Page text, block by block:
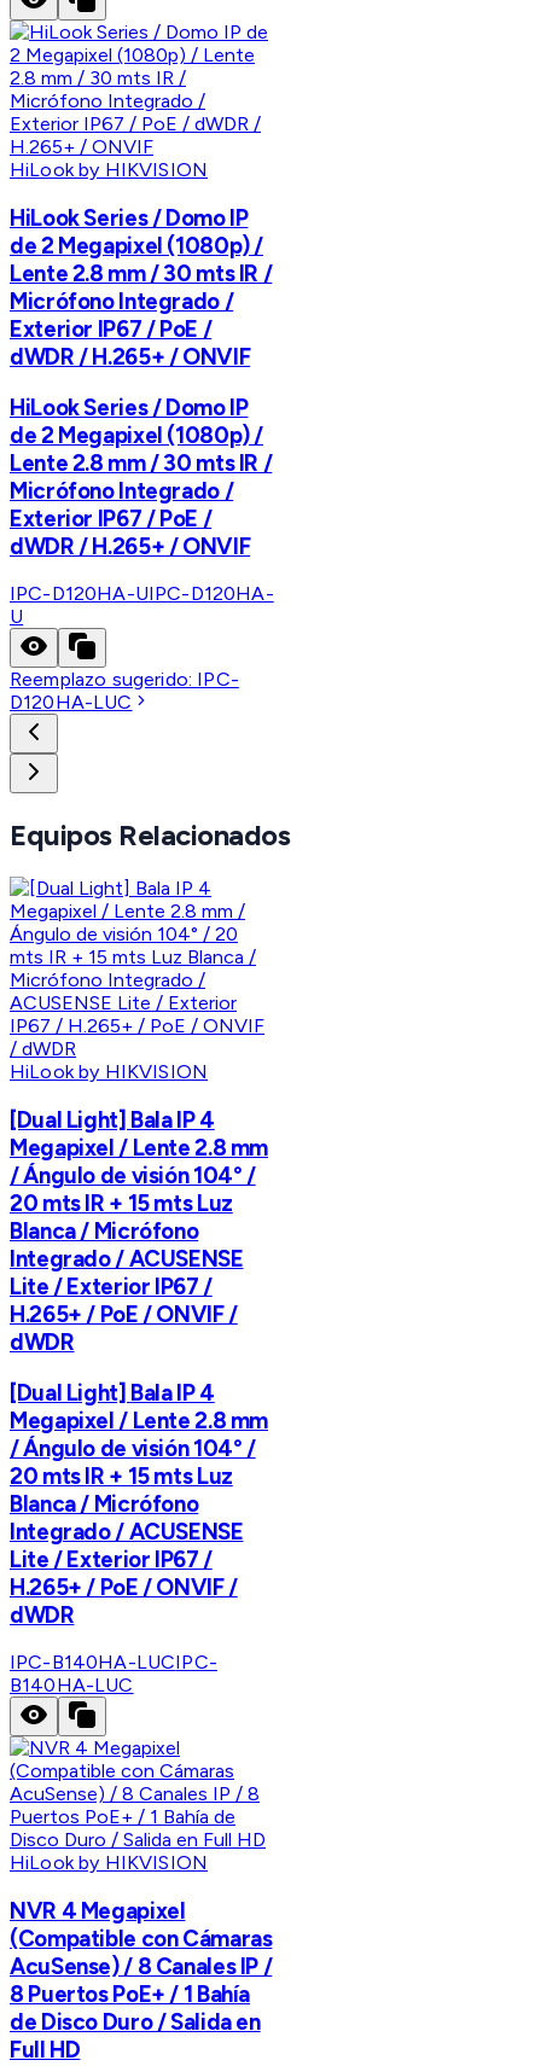
HiLook by HIKVISION
HiLook Series / Domo IP
de 2 Megapixel (1080p) /
Lente 2.8 mm / 30 mts IR /
Micrófono Integrado /
Exterior IP67 / PoE /
dWDR / H.265+ / ONVIF
HiLook Series / Domo IP
de 2 Megapixel (1080p) /
Lente 2.8 mm / 30 mts IR /
Micrófono Integrado /
Exterior IP67 / PoE /
dWDR / H.265+ / ONVIF
IPC-D120HA-UIPC-D120HA-
U
Reemplazo sugerido: IPC-
D120HA-LUC
Equipos Relacionados
HiLook by HIKVISION
[Dual Light] Bala IP 4
Megapixel / Lente 2.8 mm
/ Ángulo de visión 104° /
20 mts IR + 15 mts Luz
Blanca / Micrófono
Integrado / ACUSENSE
Lite / Exterior IP67 /
H.265+ / PoE / ONVIF /
dWDR
[Dual Light] Bala IP 4
Megapixel / Lente 2.8 mm
/ Ángulo de visión 104° /
20 mts IR + 15 mts Luz
Blanca / Micrófono
Integrado / ACUSENSE
Lite / Exterior IP67 /
H.265+ / PoE / ONVIF /
dWDR
IPC-B140HA-LUCIPC-
B140HA-LUC
HiLook by HIKVISION
NVR 4 Megapixel
(Compatible con Cámaras
AcuSense) / 8 Canales IP /
8 Puertos PoE+ / 1 Bahía
de Disco Duro / Salida en
Full HD